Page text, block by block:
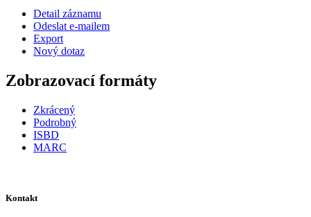
Detail záznamu
Odeslat e-mailem
Export
Nový dotaz
Zobrazovací formáty
Zkrácený
Podrobný
ISBD
MARC
Kontakt